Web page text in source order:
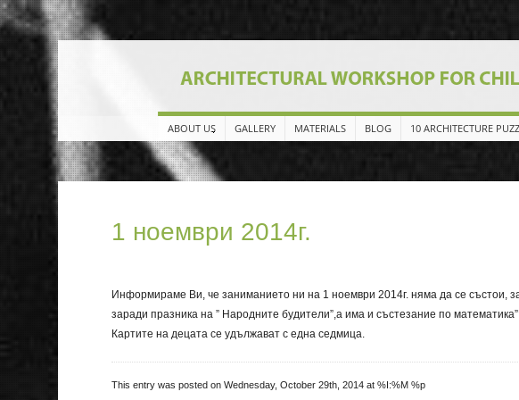
ABOUT US GALLERY MATERIALS BLOG 10 ARCHITECTURE
1 ноември 2014г.
Информираме Ви, че заниманието ни на 1 ноември 2014г. няма да се състои,
заради празника на ” Народните будители”,а има и състезание по
Картите на децата се удължават с една седмица.
This entry was posted on Wednesday, October 29th, 2014 at %I:%M %p